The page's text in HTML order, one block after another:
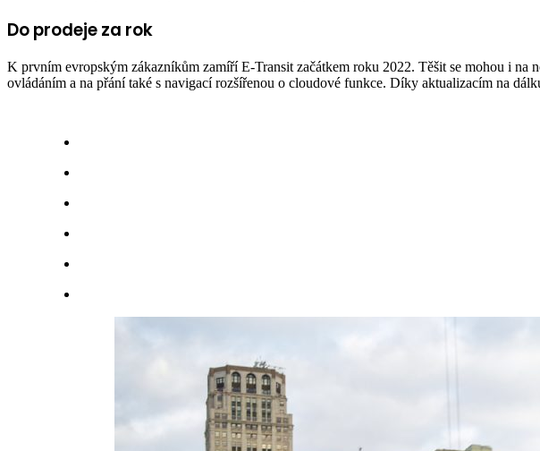
Do prodeje za rok
K prvním evropským zákazníkům zamíří E-Transit začátkem roku 2022. Těšit se mohou i
ovládáním a na přání také s navigací rozšířenou o cloudové funkce. Díky aktualizacím na